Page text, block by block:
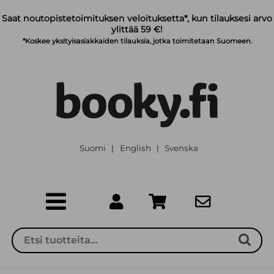
Saat noutopistetoimituksen veloituksetta*, kun tilauksesi arvo
ylittää 59 €!
*Koskee yksityisasiakkaiden tilauksia, jotka toimitetaan Suomeen.
Suomi | English | Svenska